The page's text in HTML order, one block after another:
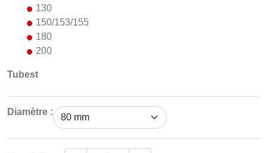
130
150/153/155
180
200
Tubest
Diamètre :